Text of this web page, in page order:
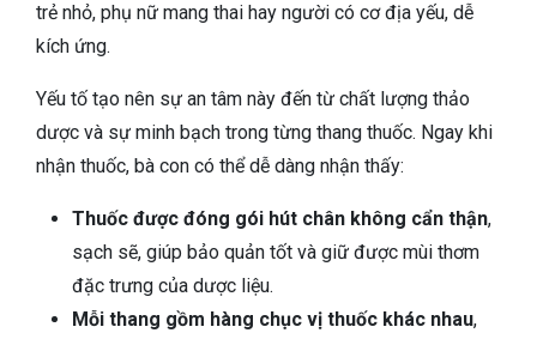
trẻ nhỏ, phụ nữ mang thai hay người có cơ địa yếu, dễ
kích ứng.
Yếu tố tạo nên sự an tâm này đến từ chất lượng thảo
dược và sự minh bạch trong từng thang thuốc. Ngay khi
nhận thuốc, bà con có thể dễ dàng nhận thấy:
Thuốc được đóng gói hút chân không cẩn thận,
sạch sẽ, giúp bảo quản tốt và giữ được mùi thơm
đặc trưng của dược liệu.
Mỗi thang gồm hàng chục vị thuốc khác nhau,